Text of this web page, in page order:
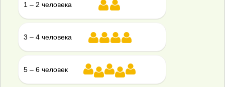
1 – 2 человека
3 – 4 человека
5 – 6 человек